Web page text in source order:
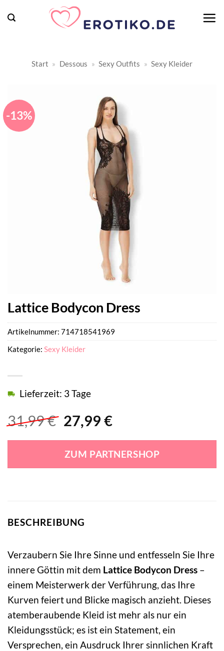
Inhalt
Start » Dessous » Sexy Outfits » Sexy Kleider
-13%
Lattice Bodycon Dress
31,99€ Ursprünglicher
war:
31,99 €
27,99 €Aktueller
ist:
27,99 €.
Lieferzeit: 3 Tage
ZUM PARTNERSHOP
Artikelnummer: 714718541969
Kategorie: Sexy Kleider
BESCHREIBUNG
Verzaubern Sie Ihre Sinne und entfesseln Sie Ihre
innere Göttin mit dem Lattice Bodycon Dress –
einem Meisterwerk der Verführung, das Ihre
Kurven feiert und Blicke magisch anzieht. Dieses
atemberaubende Kleid ist mehr als nur ein
Kleidungsstück; es ist ein Statement, ein
Versprechen, ein Ausdruck Ihrer sinnlichen Kraft